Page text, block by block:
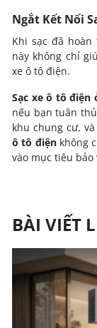
Ngắt Kết Nối
Khi sạc đã
này không chỉ
xe ô tô điện.
Sạc xe ô tô điện
nếu bạn tuân
khu chung cư,
ô tô điệnkhông
vào mục tiêu
BÀI VIẾT